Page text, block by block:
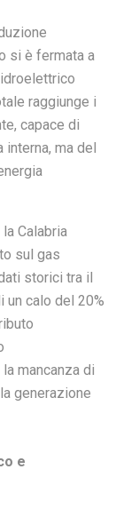
si è fermata a
raggiunge i
capace di
ma del
Calabria
sul gas
storici tra il
un calo del 20%
mancanza di
generazione
e